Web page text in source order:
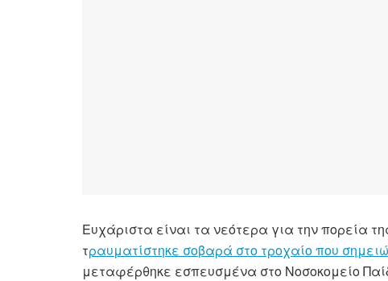
Ευχάριστα είναι τα νεότερα για την πορεία
τραυματίστηκε σοβαρά στο τροχαίο που
μεταφέρθηκε εσπευσμένα στο Νοσοκομείο